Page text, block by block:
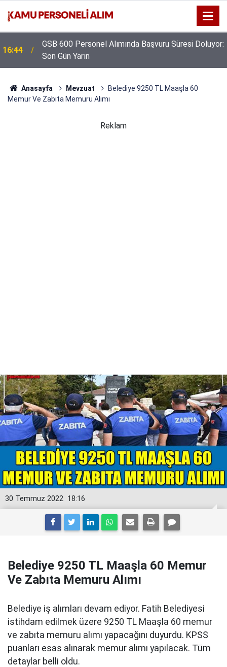
16:44
GSB 600 Personel Alımında Başvuru Süresi Doluyor:
Son Gün Yarın
Anasayfa Mevzuat
Belediye 9250 TL Maaşla 60
Memur Ve Zabıta Memuru Alımı
Reklam
18:16
30 Temmuz 2022
Belediye 9250 TL Maaşla 60 Memur
Ve Zabıta Memuru Alımı
Belediye iş alımları devam ediyor. Fatih Belediyesi
istihdam edilmek üzere 9250 TL Maaşla 60 memur
ve zabıta memuru alımı yapacağını duyurdu. KPSS
puanları esas alınarak memur alımı yapılacak. Tüm
detaylar belli oldu.